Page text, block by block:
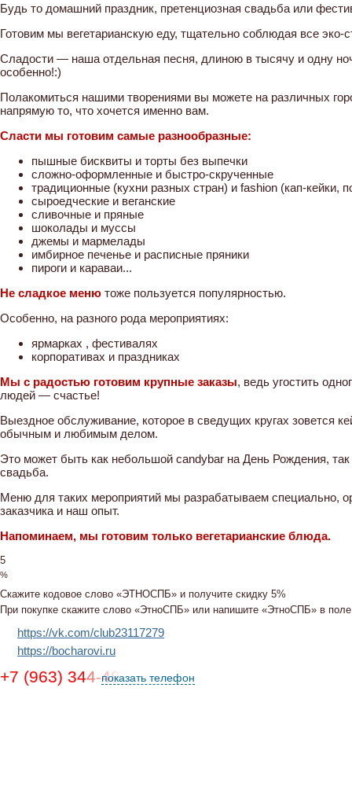
Будь то домашний праздник, претенциозная свадьба или
Готовим мы вегетарианскую еду, тщательно соблюдая все эко-
Сладости — наша отдельная песня, длиною в тысячу и одну
особенно!:)
Полакомиться нашими творениями вы можете на различных
напрямую то, что хочется именно вам.
Сласти мы готовим самые разнообразные:
пышные бисквиты и торты без выпечки
сложно-оформленные и быстро-скрученные
традиционные (кухни разных стран) и fashion (кап-кейки,
сыроедческие и веганские
сливочные и пряные
шоколады и муссы
джемы и мармелады
имбирное печенье и расписные пряники
пироги и караваи...
Не сладкое меню тоже пользуется популярностью.
Особенно, на разного рода мероприятиях:
ярмарках , фестивалях
корпоративах и праздниках
Мы с радостью готовим крупные заказы, ведь угостить
людей — счастье!
Выездное обслуживание, которое в сведущих кругах зовется
обычным и любимым делом.
Это может быть как небольшой candybar на День Рождения,
свадьба.
Меню для таких мероприятий мы разрабатываем специально,
заказчика и наш опыт.
Напоминаем, мы готовим только вегетарианские блюда.
5
%
Скажите кодовое слово «ЭТНОСПБ» и получите скидку 5%
При покупке скажите слово «ЭтноСПБ» или напишите «ЭтноСПБ» в поле
https://vk.com/club23117279
https://bocharovi.ru
+7 (963) 344-48-74показать телефон